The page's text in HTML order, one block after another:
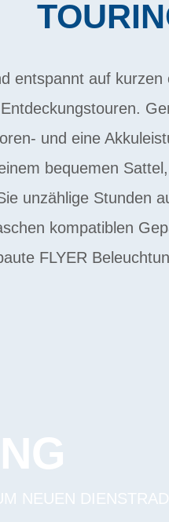
entspannt auf
und eine
bequemen
unzählige Stunden
kompatiblen
FLYER
NEUEN DIENSTRAD